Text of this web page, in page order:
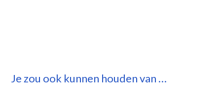
Je zou ook kunnen houden van …